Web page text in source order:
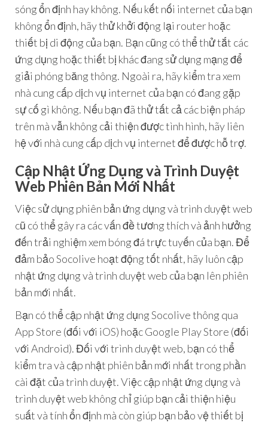
sóng ổn định hay không. Nếu kết nối internet của bạn
không ổn định, hãy thử khởi động lại router hoặc
thiết bị di động của bạn. Bạn cũng có thể thử tắt các
ứng dụng hoặc thiết bị khác đang sử dụng mạng để
giải phóng băng thông. Ngoài ra, hãy kiểm tra xem
nhà cung cấp dịch vụ internet của bạn có đang gặp
sự cố gì không. Nếu bạn đã thử tất cả các biện pháp
trên mà vẫn không cải thiện được tình hình, hãy liên
hệ với nhà cung cấp dịch vụ internet để được hỗ trợ.
Cập Nhật Ứng Dụng và Trình Duyệt
Web Phiên Bản Mới Nhất
Việc sử dụng phiên bản ứng dụng và trình duyệt web
cũ có thể gây ra các vấn đề tương thích và ảnh hưởng
đến trải nghiệm xem bóng đá trực tuyến của bạn. Để
đảm bảo Socolive hoạt động tốt nhất, hãy luôn cập
nhật ứng dụng và trình duyệt web của bạn lên phiên
bản mới nhất.
Bạn có thể cập nhật ứng dụng Socolive thông qua
App Store (đối với iOS) hoặc Google Play Store (đối
với Android). Đối với trình duyệt web, bạn có thể
kiểm tra và cập nhật phiên bản mới nhất trong phần
cài đặt của trình duyệt. Việc cập nhật ứng dụng và
trình duyệt web không chỉ giúp bạn cải thiện hiệu
suất và tính ổn định mà còn giúp bạn bảo vệ thiết bị